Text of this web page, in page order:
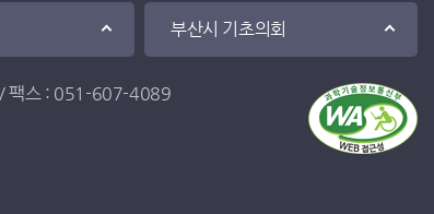
부산시 기초의회
팩스 : 051-607-4089